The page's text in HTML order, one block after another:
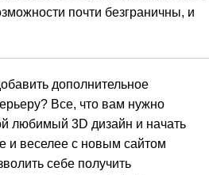
почти безграничны, и
дополнительное
? Все, что вам нужно
любимый 3D дизайн и начать
и веселее с новым сайтом
себе получить